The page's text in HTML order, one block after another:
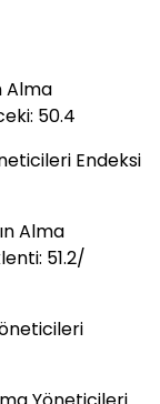
Alma
50.4
Endeksi
Alma
51.2/